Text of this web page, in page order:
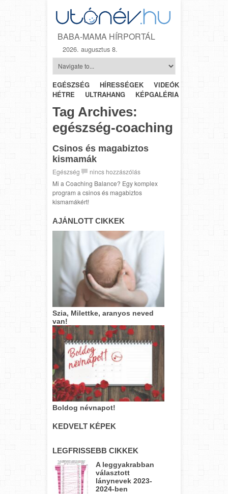
BABA-MAMA HÍRPORTÁL
2026. augusztus 8.
EGÉSZSÉG HÍRESSÉGEK VIDEÓK
HÉTRŐL-
HÉTRE
ULTRAHANG KÉPGALÉRIA
Tag Archives:
egészség-coaching
Csinos és magabiztos
kismamák
Egészség
nincs hozzászólás
Mi a Coaching Balance? Egy komplex
program a csinos és magabiztos
kismamákért!
AJÁNLOTT CIKKEK
Szia, Milettke, aranyos neved
van!
Boldog névnapot!
KEDVELT KÉPEK
LEGFRISSEBB CIKKEK
A leggyakrabban
választott
lánynevek 2023-
2024-ben